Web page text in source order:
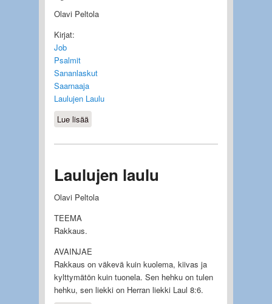
Olavi Peltola
Kirjat:
Job
Psalmit
Sananlaskut
Saarnaaja
Laulujen Laulu
Lue lisääabout Runollisten kirjojen työehtävät
Laulujen laulu
Olavi Peltola
TEEMA
Rakkaus.
AVAINJAE
Rakkaus on väkevä kuin kuolema, kiivas ja
kylttymätön kuin tuonela. Sen hehku on tulen
hehku, sen liekki on Herran liekki Laul 8:6.